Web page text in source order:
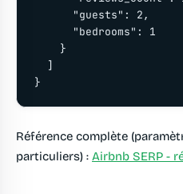
      "guests": 2,
      "bedrooms": 1
    }
  ]
}
Référence complète
particuliers) : Airbnb SERP -